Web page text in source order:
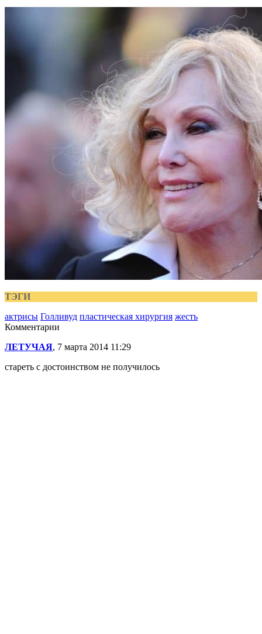
ТЭГИ
актрисы Голливуд пластическая хирургия жесть
Комментарии
ЛЕТУЧАЯ, 7 марта 2014 11:29
стареть с достоинством не получилось